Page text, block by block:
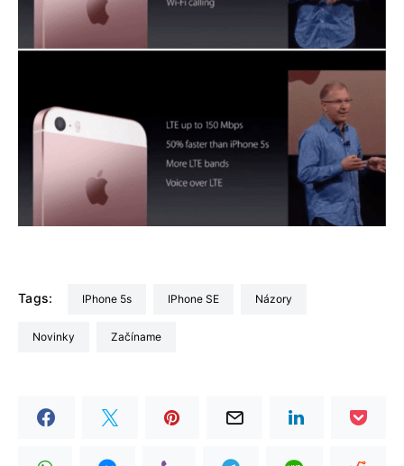
Tags: iPhone 5s iPhone SE Názory
Novinky Začíname